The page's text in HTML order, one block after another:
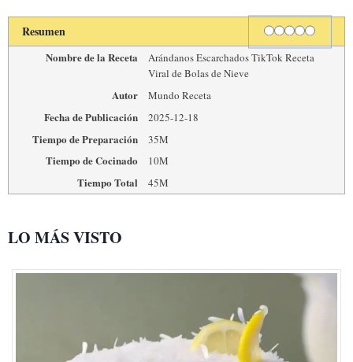
Resumen Rating
1 star
2 stars
3 stars4 stars5 stars
Nombre de la Receta
Arándanos Escarchados TikTok Receta
Viral de Bolas de Nieve
Autor Mundo Receta
Fecha de Publicación 2025-12-18
Tiempo de Preparación 35M
Tiempo de Cocinado 10M
Tiempo Total 45M
LO MÁS VISTO